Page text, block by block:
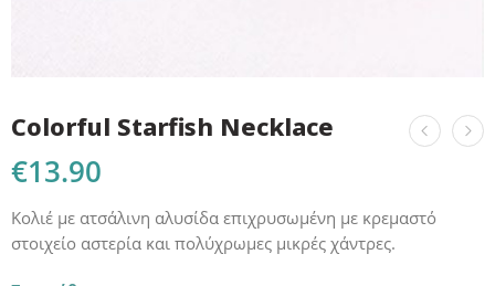
Colorful Starfish Necklace
€13.90
Κολιέ με ατσάλινη αλυσίδα επιχρυσωμένη με κρεμαστό
στοιχείο αστερία και πολύχρωμες μικρές χάντρες.